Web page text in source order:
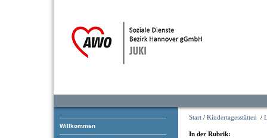
Willkommen
Start / Kindertagesstätten /
In der Rubrik: